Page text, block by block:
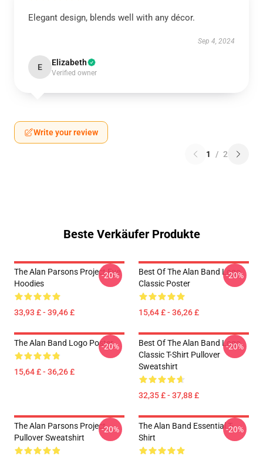
Elegant design, blends well with any décor.
Sep 4, 2024
E Elizabeth
Verified owner
Write your review
1 / 2
Beste Verkäufer Produkte
The Alan Parsons Project Eye
Hoodies
33,93 £ - 39,46 £
-20%
Best Of The Alan Band Logo
Classic Poster
15,64 £ - 36,26 £
-20%
The Alan Band Logo Poster
15,64 £ - 36,26 £
-20%
Best Of The Alan Band Logo
Classic T-Shirt Pullover
Sweatshirt
32,35 £ - 37,88 £
-20%
The Alan Parsons Project
Pullover Sweatshirt
-20%
The Alan Band Essential T-
Shirt
-20%